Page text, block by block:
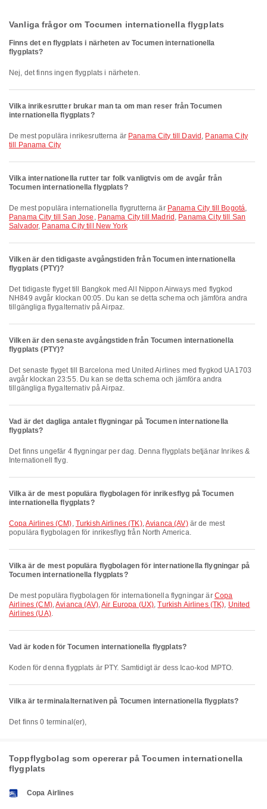
Vanliga frågor om Tocumen internationella flygplats
Finns det en flygplats i närheten av Tocumen internationella
flygplats?
Nej, det finns ingen flygplats i närheten.
Vilka inrikesrutter brukar man ta om man reser från Tocumen
internationella flygplats?
De mest populära inrikesrutterna är Panama City till David , Panama City
till Panama City
Vilka internationella rutter tar folk vanligtvis om de avgår från
Tocumen internationella flygplats?
De mest populära internationella flygrutterna är Panama City till Bogotá,
Panama City till San Jose , Panama City till Madrid , Panama City till San
Salvador, Panama City till New York
Vilken är den tidigaste avgångstiden från Tocumen internationella
flygplats (PTY)?
Det tidigaste flyget till Bangkok med All Nippon Airways med flygkod
NH849 avgår klockan 00:05. Du kan se detta schema och jämföra andra
tillgängliga flygalternativ på Airpaz.
Vilken är den senaste avgångstiden från Tocumen internationella
flygplats (PTY)?
Det senaste flyget till Barcelona med United Airlines med flygkod UA1703
avgår klockan 23:55. Du kan se detta schema och jämföra andra
tillgängliga flygalternativ på Airpaz.
Vad är det dagliga antalet flygningar på Tocumen internationella
flygplats?
Det finns ungefär 4 flygningar per dag. Denna flygplats betjänar Inrikes &
Internationell flyg.
Vilka är de mest populära flygbolagen för inrikesflyg på Tocumen
internationella flygplats?
Copa Airlines (CM), Turkish Airlines (TK),Avianca (AV)är de mest
populära flygbolagen för inrikesflyg från North America.
Vilka är de mest populära flygbolagen för internationella flygningar på
Tocumen internationella flygplats?
De mest populära flygbolagen för internationella flygningar är Copa
Airlines (CM),Avianca (AV),Air Europa (UX),Turkish Airlines (TK), United
Airlines (UA).
Vad är koden för Tocumen internationella flygplats?
Koden för denna flygplats är PTY. Samtidigt är dess Icao-kod MPTO.
Vilka är terminalalternativen på Tocumen internationella flygplats?
Det finns 0 terminal(er),
Toppflygbolag som opererar på Tocumen internationella
flygplats
Copa Airlines